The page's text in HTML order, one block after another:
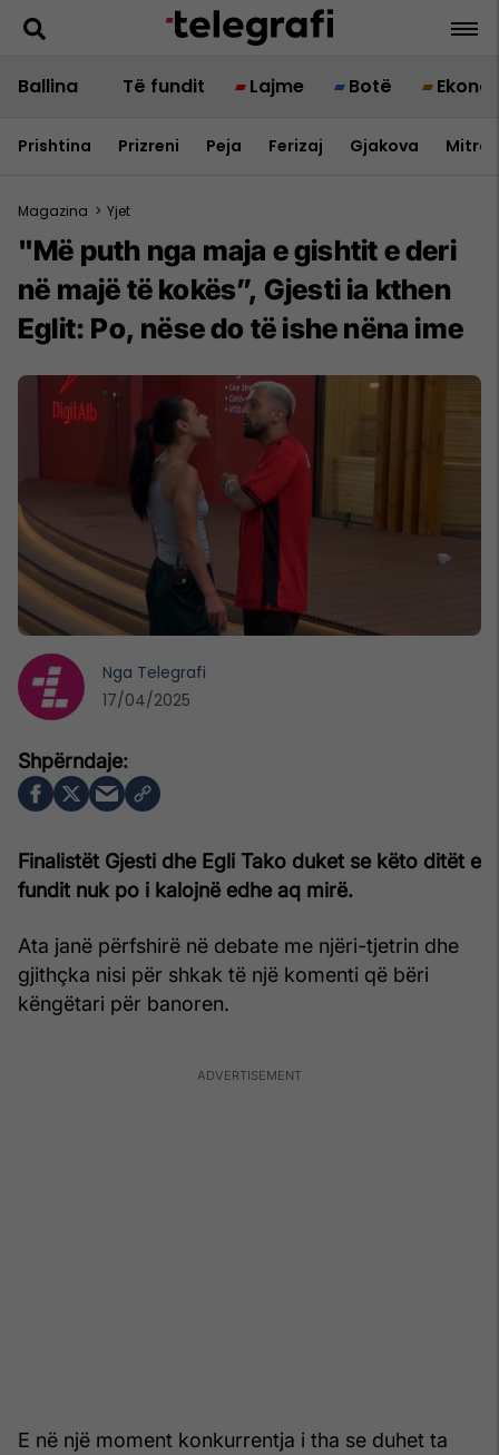
Ballina Të fundit Lajme Botë
Prishtina Prizreni Peja Ferizaj Gjakova
Magazina > Yjet
"Më puth nga maja e gishtit e deri
në majë të kokës”, Gjesti ia kthen
Eglit: Po, nëse do të ishe nëna ime
Finalistët Gjesti dhe Egli Tako duket se këto ditët e
fundit nuk po i kalojnë edhe aq mirë.
Ata janë përfshirë në debate me njëri-tjetrin dhe
gjithçka nisi për shkak të një komenti që bëri
këngëtari për banoren.
E në një moment konkurrentja i tha se duhet ta
Nga Telegrafi
17/04/2025